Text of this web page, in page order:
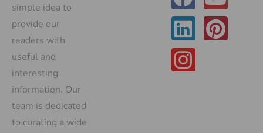
simple idea to
provide our
readers with
useful and
interesting
information. Our
team is dedicated
to curating a wide